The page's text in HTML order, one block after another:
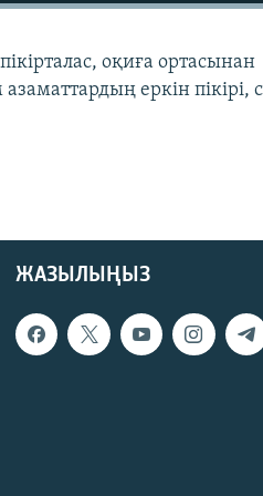
оқиға ортасынан
еркін пікірі,
ЖАЗЫЛЫҢЫЗ